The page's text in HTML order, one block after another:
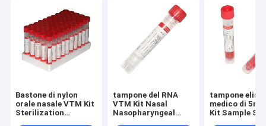
Bastone di nylon
orale nasale VTM Kit
Sterilization
tampone del RNA
VTM Kit Nasal
Nasopharyngeal
tampone
medico di 5ml
Kit Sample